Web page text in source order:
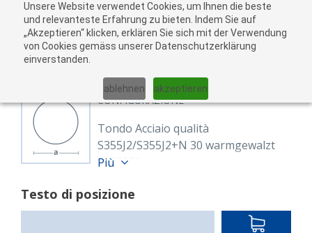
Unsere Website verwendet Cookies, um Ihnen die beste
und relevanteste Erfahrung zu bieten. Indem Sie auf
„Akzeptieren“ klicken, erklären Sie sich mit der Verwendung
von Cookies gemäss unserer Datenschutzerklärung
einverstanden.
ablehnen akzeptieren
01 02
CONFIGURAZIONE
Tondo Acciaio qualità
S355J2/S355J2+N 30 warmgewalzt
8115920
EN 10025-2, EN 10060
warmgewalzt
Più
Testo di posizione
IN